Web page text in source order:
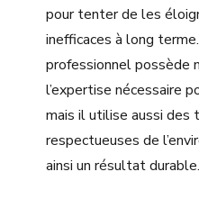
pour tenter de les
inefficaces à long
professionnel possède
l’expertise nécessaire
mais il utilise aussi des
respectueuses de
ainsi un résultat durable.